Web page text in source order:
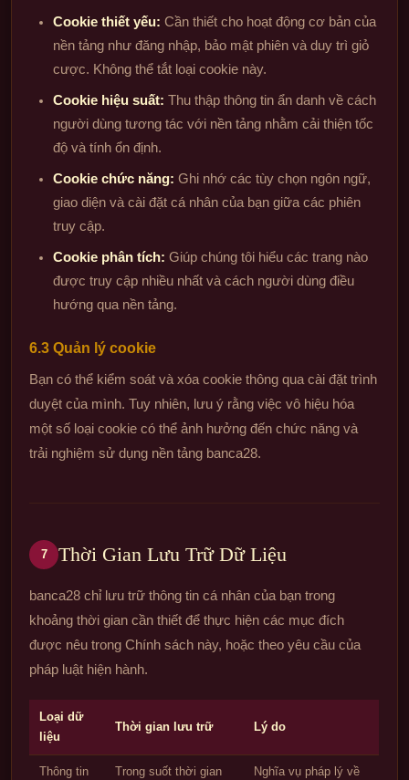
Cookie thiết yếu: Cần thiết cho hoạt động cơ bản của
nền tảng như đăng nhập, bảo mật phiên và duy trì giỏ
cược. Không thể tắt loại cookie này.
Cookie hiệu suất: Thu thập thông tin ẩn danh về cách
người dùng tương tác với nền tảng nhằm cải thiện tốc
độ và tính ổn định.
Cookie chức năng: Ghi nhớ các tùy chọn ngôn ngữ,
giao diện và cài đặt cá nhân của bạn giữa các phiên
truy cập.
Cookie phân tích: Giúp chúng tôi hiểu các trang nào
được truy cập nhiều nhất và cách người dùng điều
hướng qua nền tảng.
6.3 Quản lý cookie
Bạn có thể kiểm soát và xóa cookie thông qua cài đặt trình
duyệt của mình. Tuy nhiên, lưu ý rằng việc vô hiệu hóa
một số loại cookie có thể ảnh hưởng đến chức năng và
trải nghiệm sử dụng nền tảng banca28.
7 Thời Gian Lưu Trữ Dữ Liệu
banca28 chỉ lưu trữ thông tin cá nhân của bạn trong
khoảng thời gian cần thiết để thực hiện các mục đích
được nêu trong Chính sách này, hoặc theo yêu cầu của
pháp luật hiện hành.
Loại dữ
liệu
Thời gian lưu trữ Lý do
Thông tin
Trong suốt thời gian
Nghĩa vụ pháp lý về